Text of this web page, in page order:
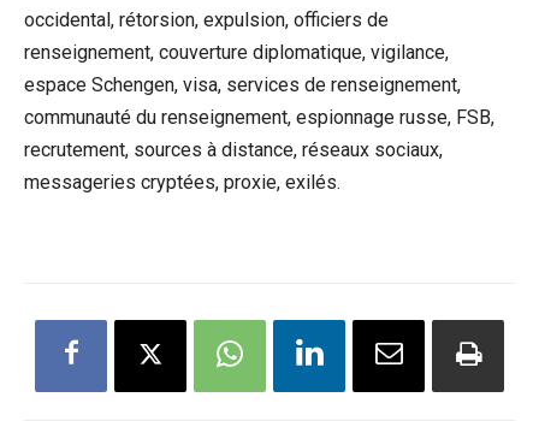
occidental, rétorsion, expulsion, officiers de
renseignement, couverture diplomatique, vigilance,
espace Schengen, visa, services de renseignement,
communauté du renseignement, espionnage russe, FSB,
recrutement, sources à distance, réseaux sociaux,
messageries cryptées, proxie, exilés.